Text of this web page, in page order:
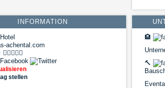
INFORMATION
Hotel
achental.com
stellen
🏨
🔨